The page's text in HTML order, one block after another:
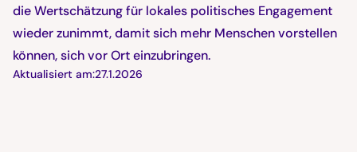
die Wertschätzung für lokales politisches Engagement
wieder zunimmt, damit sich mehr Menschen vorstellen
können, sich vor Ort einzubringen.
Aktualisiert am:27.1.2026